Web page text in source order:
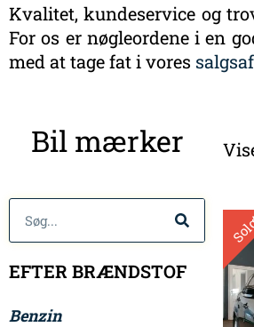
Kvalitet, kundeservice og
For os er nøgleordene i en
med at tage fat i vores
Bil mærker
Søg
EFTER BRÆNDSTOF
Benzin